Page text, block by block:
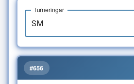
Turneringar
#656